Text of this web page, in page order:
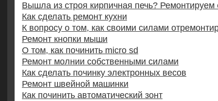
Вышла из строя кирпичная печь? Ремонтируем
Как сделать ремонт кухни
К вопросу о том, как своими силами
Ремонт кнопки мыши
О том, как починить micro sd
Ремонт молнии собственными силами
Как сделать починку электронных весов
Ремонт швейной машинки
Как починить автоматический зонт